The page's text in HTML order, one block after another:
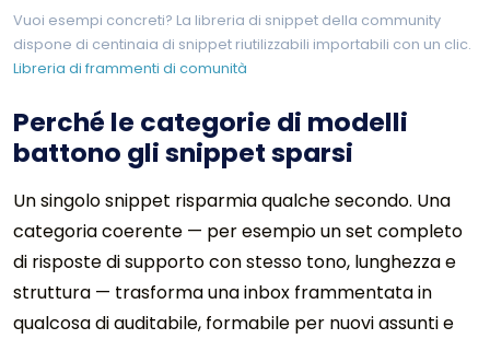
Vuoi esempi concreti? La libreria di snippet della community
dispone di centinaia di snippet riutilizzabili importabili con un clic.
Libreria di frammenti di comunità
Perché le categorie di modelli
battono gli snippet sparsi
Un singolo snippet risparmia qualche secondo. Una
categoria coerente — per esempio un set completo
di risposte di supporto con stesso tono, lunghezza e
struttura — trasforma una inbox frammentata in
qualcosa di auditabile, formabile per nuovi assunti e